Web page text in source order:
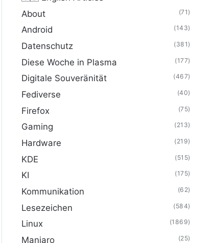
About (71)
Android (143)
Datenschutz (381)
Diese Woche in Plasma (177)
Digitale Souveränität (467)
Fediverse (40)
Firefox (75)
Gaming (213)
Hardware (219)
KDE (515)
KI (175)
Kommunikation (62)
Lesezeichen (584)
Linux (1869)
Manjaro (25)